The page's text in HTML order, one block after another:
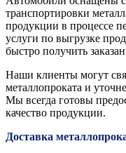
транспортировки
продукции в процессе
услуги по выгрузке
быстро получить
Наши клиенты могут
металлопроката и
Мы всегда готовы
качество продукции.
Доставка